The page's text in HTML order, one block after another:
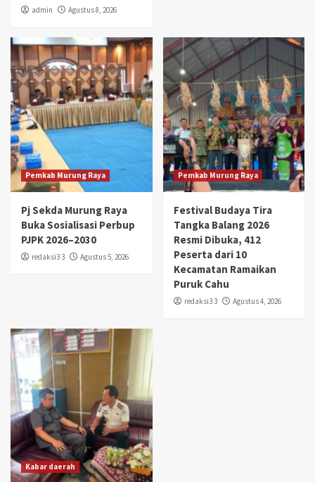
admin Agustus 8, 2026
Pemkab Murung Raya
Pj Sekda Murung Raya
Buka Sosialisasi Perbup
PJPK 2026–2030
redaksi3 3 Agustus 5, 2026
Pemkab Murung Raya
Festival Budaya Tira
Tangka Balang 2026
Resmi Dibuka, 412
Peserta dari 10
Kecamatan Ramaikan
Puruk Cahu
redaksi3 3 Agustus 4, 2026
Kabar daerah